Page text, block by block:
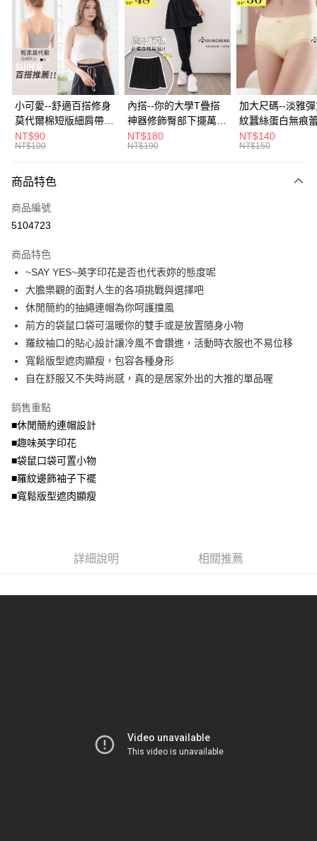
LINE Pay
Apple Pay
街口支付
悠遊付
Google Pay
全盈+PAY
大哥付你分期
【大哥付你分期使用說明】
1.本服務由台灣大哥大提供，台灣大哥大用戶可立即使用無須另外申請。
流程，驗證手機門號後，選擇欲分期的期數、繳款截止日，確認付款後即完
成交易。
3.實際核准額度、可分期數及費用金額請依後續交易確認頁面所載為準。
4.訂單成立30分鐘內，如未前往確認交易或遇審核未通過，訂單將自動取
法說明評估內容。
【繳款方式說明】
1.分期款項不併入電信帳單，「大哥付你分期」於每月結算日後寄送繳費提
醒簡訊。
2.透過簡訊連結打開帳單後，可選擇「超商條碼／台灣大直營門市／銀行轉
帳／街口支付／iPASS MONEY」等通路繳費。
【注意事項】
1.本服務係由「台灣大哥大股份有限公司」（以下簡稱本公司）所提供，讓
用戶於交易時，得透過本服務購買商品或服務，並由商店將買賣／分期付款
買賣價金債權讓與本公司後，依約使用本公司帳單繳交帳款。
資料（包含姓名、電話或地址）提供予台灣大哥大進項蒐集、處理及利用，
由本公司與您本人進行分期帳單所需資料之確認、核對及更正。
3.完整用戶服務條款，請詳閱以下連結：
AFTEE先享後付
【關於「AFTEE先享後付」】
AFTEE先享後付是「在收到商品之後才付款」的支付方式。 讓您購物簡單
１．簡單：不需註冊會員、不需綁卡、不需儲值。
２．便利：只要手機號碼，簡訊認證，即可結帳。
３．安心：先確認商品／服務後，再付款。
【「AFTEE先享後付」結帳流程】
１．於結帳方式選擇「AFTEE先享後付」後，將跳轉至「AFTEE先享後付」
２．訂單成立數日內，您將收到繳費通知簡訊。
ATM／網路銀行／等多元方式進行付款，方視為交易完成。
※ 請注意：結帳手續完成當下不需立刻繳費，但若您需要取消訂單，請聯絡
購買商品的店家。未經商家同意取消之訂單仍視為有效，需透過AFTEE先享
後付繳納相關費用。
※ 交易是否成功請以「AFTEE先享後付 」之結帳頁面顯示為準，若有關於
是否繳費成功／繳費後需取消欲退款等相關疑問，請聯繫「AFTEE先享後付
客戶支援中心」
https://netprotections.freshdesk.com/support/home
２．關於個人資料處理事宜，請瀏覽以下網址：
全家取貨付款
每筆NT$70，滿NT$699(含以上)免運費
付款後全家取貨
7-11取貨付款
每筆NT$70，滿NT$799(含以上)免運費
付款後7-11取貨
每筆NT$70，滿NT$699(含以上)免運費
宅配
小可愛--舒適百搭修身
莫代爾棉短版細肩帶素
色背心(白.黑.灰L-2L)-
U582眼圈熊中大尺碼
NT$90
NT$100
內搭--你的大學T疊搭
神器修飾臀部下擺萬用
內搭裙/遮臀裙(黑2L-
6L)-Q155眼圈熊中大
NT$180
NT$190
加大尺碼--淡雅
紋蠶絲蛋白無痕
角內褲(白.粉.藍.
3L)-L28眼圈熊中
NT$140
NT$150
商品特色
商品編號
5104723
商品特色
~SAY YES~英字印花是否也代表妳的態度呢
大膽樂觀的面對人生的各項挑戰與選擇吧
休閒簡約的抽繩連帽為你呵護擋風
前方的袋鼠口袋可溫暖你的雙手或是放置隨身小物
羅紋袖口的貼心設計讓冷風不會鑽進，活動時衣服也不易位移
寬鬆版型遮肉顯瘦，包容各種身形
自在舒服又不失時尚感，真的是居家外出的大推的單品喔
銷售重點
■休閒簡約連帽設計
■趣味英字印花
■袋鼠口袋可置小物
■羅紋邊飾袖子下襬
■寬鬆版型遮肉顯瘦
詳細說明 相關推薦